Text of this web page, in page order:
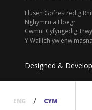
ENG / CYM
Elusen Gofrestredig
Nghymru a Lloegr
Cwmni Cyfyngedig
Y Wallich yw enw
Designed &